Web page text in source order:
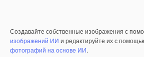
Создавайте собственные изображения с
изображений ИИ и редактируйте их с
фотографий на основе ИИ.